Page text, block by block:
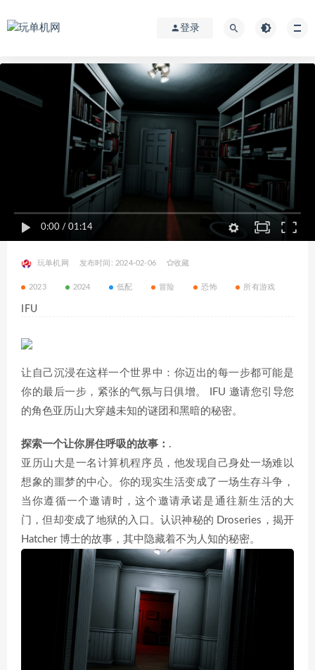
登录
0:00 / 01:14
玩单机网 发布时间: 2024-02-06 收藏
2023 2024 低配 冒险 恐怖 所有游戏
IFU
让自己沉浸在这样一个世界中：你迈出的每一步都可能是
你的最后一步，紧张的气氛与日俱增。 IFU 邀请您引导您
的角色亚历山大穿越未知的谜团和黑暗的秘密。
探索一个让你屏住呼吸的故事： .
亚历山大是一名计算机程序员，他发现自己身处一场难以
想象的噩梦的中心。你的现实生活变成了一场生存斗争，
当你遵循一个邀请时，这个邀请承诺是通往新生活的大
门，但却变成了地狱的入口。认识神秘的 Droseries，揭开
Hatcher 博士的故事，其中隐藏着不为人知的秘密。